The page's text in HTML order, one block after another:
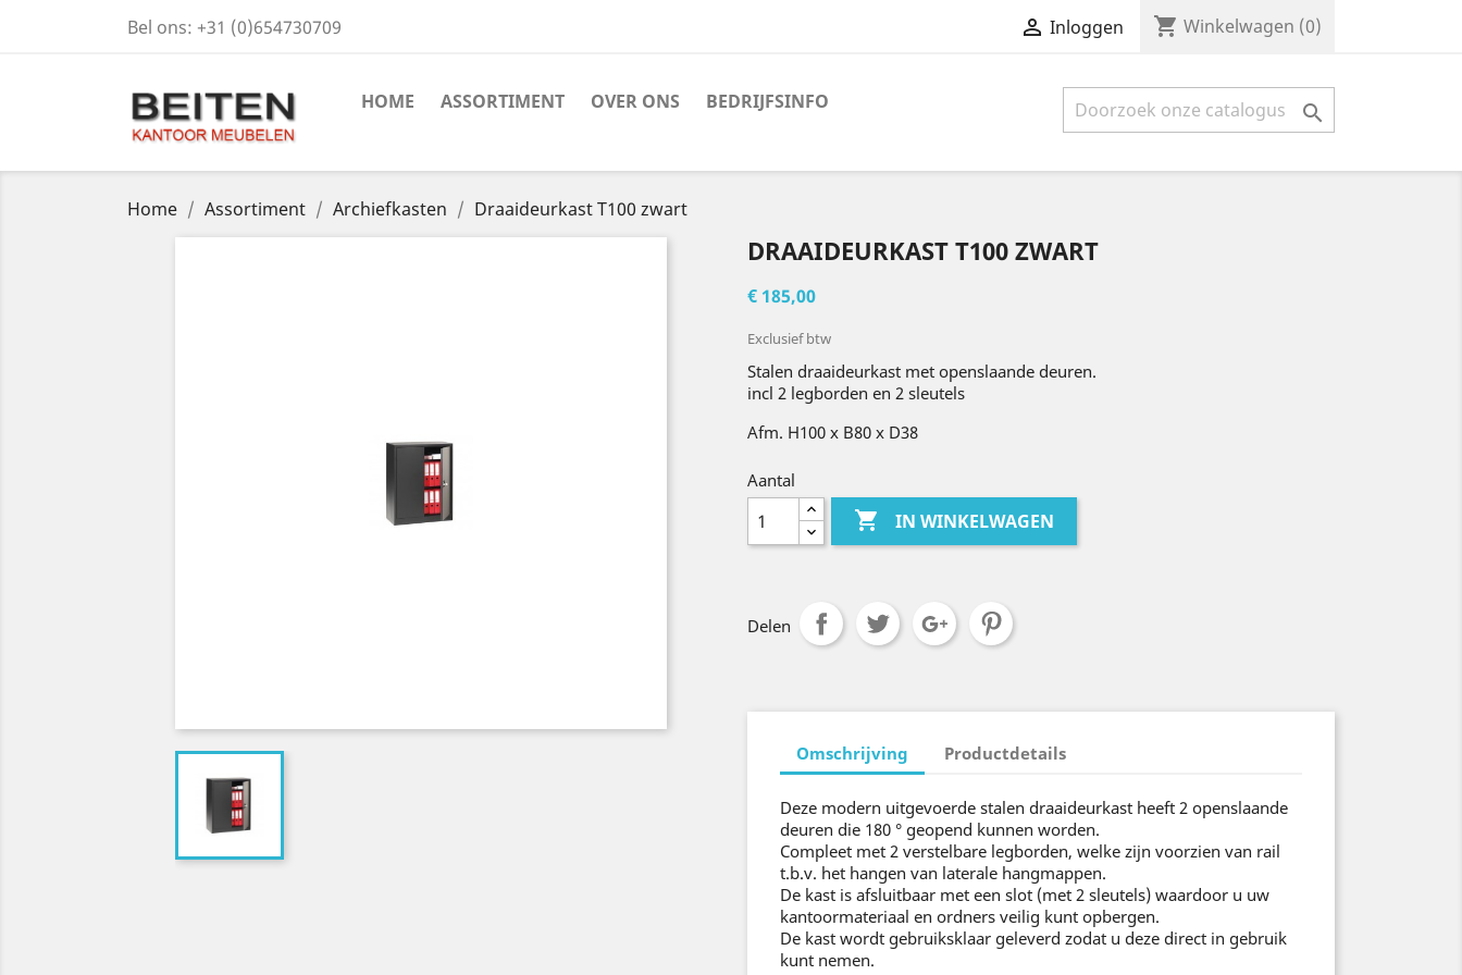
Bel ons: +31 (0)654730709  Inloggen shopping_cart Winkelwagen (0)
HOME ASSORTIMENT OVER ONS BEDRIJFSINFO 
Home Assortiment Archiefkasten Draaideurkast T100 zwart
DRAAIDEURKAST T100 ZWART
€ 185,00
Exclusief btw
Stalen draaideurkast met openslaande deuren.
incl 2 legborden en 2 sleutels
Afm. H100 x B80 x D38
Aantal
 IN WINKELWAGEN
Delen
Omschrijving Productdetails
Deze modern uitgevoerde stalen draaideurkast heeft 2 openslaande
deuren die 180 ° geopend kunnen worden.
Compleet met 2 verstelbare legborden, welke zijn voorzien van rail
t.b.v. het hangen van laterale hangmappen.
De kast is afsluitbaar met een slot (met 2 sleutels) waardoor u uw
kantoormateriaal en ordners veilig kunt opbergen.
De kast wordt gebruiksklaar geleverd zodat u deze direct in gebruik
kunt nemen.